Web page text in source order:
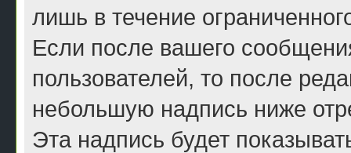
лишь в течение
Если после вашего
пользователей, то после
небольшую надпись ниже
Эта надпись будет